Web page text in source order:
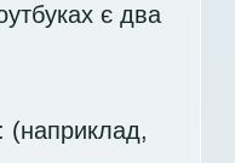
є два
(наприклад,